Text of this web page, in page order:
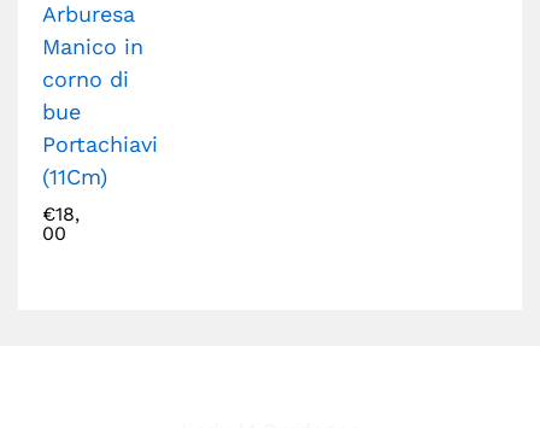
Arburesa
Manico in
corno di
bue
Portachiavi
(11Cm)
€18,
00